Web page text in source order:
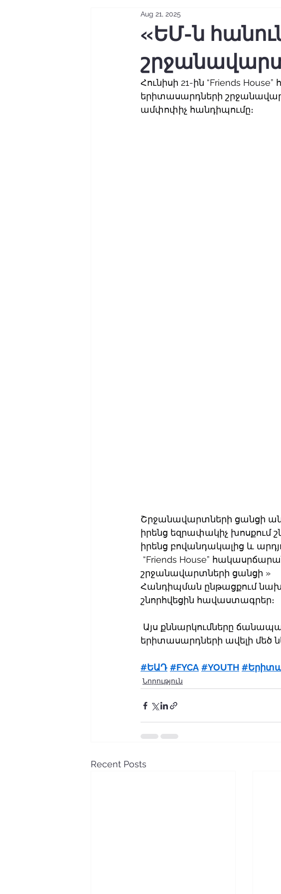
«ԵՄ-ն
Aug 21, 2025
Հունիսի 21-ին “Friends
երիտասարդների
ամփոփիչ հանդիպումը։
Շրջանավարտների ցանցի
իրենց եզրափակիչ խոսքում
իրենց բովանդակալից և
“Friends House”
շրջանավարտների ցանցի »
Հանդիպման ընթացքում
շնորհվեցին հավաստագրեր։
Այս քննարկումները
երիտասարդների ավելի մեծ
#ԵԱԴ #FYCA #YOUTH
Նորություն
Recent Posts